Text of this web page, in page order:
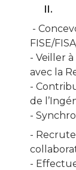
II.
-
FISE/
- Veiller
avec la
-
de
-
-
-